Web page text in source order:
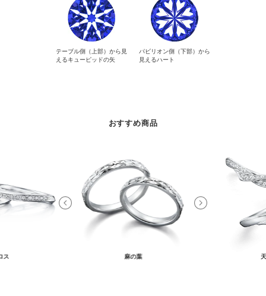
テーブル側（上部）から見
えるキューピッドの矢
パビリオン側（下部）から
見えるハート
おすすめ商品
ス 麻の葉